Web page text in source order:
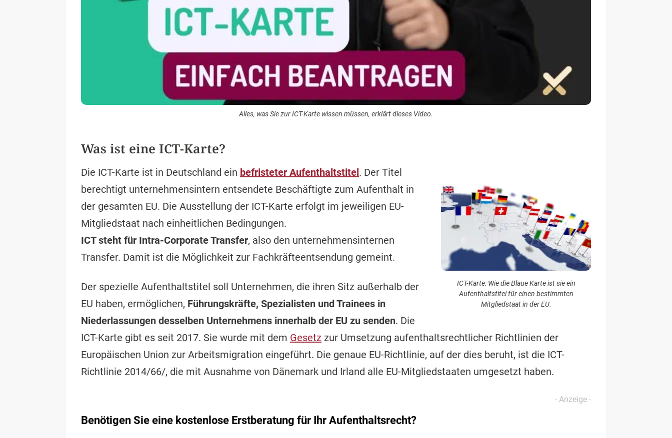
Alles, was Sie zur ICT-Karte wissen müssen, erklärt dieses Video.
Was ist eine ICT-Karte?
ICT-Karte: Wie die Blaue Karte ist sie ein
Aufenthaltstitel für einen bestimmten
Mitgliedstaat in der EU.
Die ICT-Karte ist in Deutschland ein befristeter Aufenthaltstitel. Der Titel
berechtigt unternehmensintern entsendete Beschäftigte zum Aufenthalt in
der gesamten EU. Die Ausstellung der ICT-Karte erfolgt im jeweiligen EU-
Mitgliedstaat nach einheitlichen Bedingungen.
ICT steht für Intra-Corporate Transfer, also den unternehmensinternen
Transfer. Damit ist die Möglichkeit zur Fachkräfteentsendung gemeint.
Der spezielle Aufenthaltstitel soll Unternehmen, die ihren Sitz außerhalb der
EU haben, ermöglichen, Führungskräfte, Spezialisten und Trainees in
Niederlassungen desselben Unternehmens innerhalb der EU zu senden. Die
ICT-Karte gibt es seit 2017. Sie wurde mit dem Gesetz zur Umsetzung aufenthaltsrechtlicher Richtlinien der
Europäischen Union zur Arbeitsmigration eingeführt. Die genaue EU-Richtlinie, auf der dies beruht, ist die ICT-
Richtlinie 2014/66/, die mit Ausnahme von Dänemark und Irland alle EU-Mitgliedstaaten umgesetzt haben.
Benötigen Sie eine kostenlose Erstberatung für Ihr Aufenthaltsrecht?